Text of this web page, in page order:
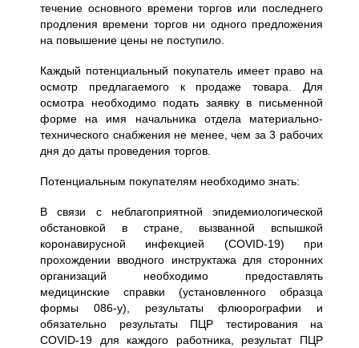
течение основного времени торгов или последнего
продления времени торгов ни одного предложения
на повышение цены не поступило.
Каждый потенциальный покупатель имеет право на
осмотр предлагаемого к продаже товара. Для
осмотра необходимо подать заявку в письменной
форме на имя начальника отдела материально-
технического снабжения не менее, чем за 3 рабочих
дня до даты проведения торгов.
Потенциальным покупателям необходимо знать:
В связи с неблагоприятной эпидемиологической
обстановкой в стране, вызванной вспышкой
коронавирусной инфекцией (COVID-19) при
прохождении вводного инструктажа для сторонних
организаций необходимо предоставлять
медицинские справки (установленного образца
формы 086-у), результаты флюорографии и
обязательно результаты ПЦР тестирования на
COVID-19 для каждого работника, результат ПЦР